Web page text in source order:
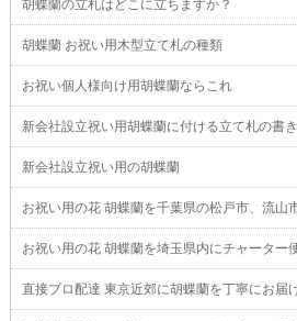
胡蝶蘭の立札はどこに立ちますか？
胡蝶蘭 お祝い用木型立て札の種類
お祝い個人様向け用胡蝶蘭ならこれ
新会社設立祝い用胡蝶蘭に付ける立て札の書
新会社設立祝い用の胡蝶蘭
お祝い用の花 胡蝶蘭を千葉県の松戸市、流山
お祝い用の花 胡蝶蘭を埼玉県内にチャーター
直接プロ配達 東京近郊に胡蝶蘭を丁寧にお届